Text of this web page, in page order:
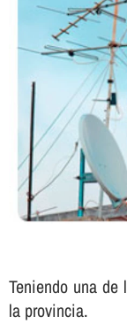
Teniendo una de
la provincia.